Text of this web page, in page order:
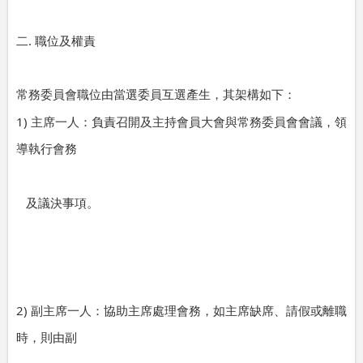
二. 職位及權責
常務委員會職位由當選委員互選產生，其架構如下：
1) 主席一人：負責召開及主持會員大會與常務委員會會議，領
導執行會務
及議決事項。
2) 副主席一人：協助主席處理會務，如主席缺席、請假或離職
時，則由副